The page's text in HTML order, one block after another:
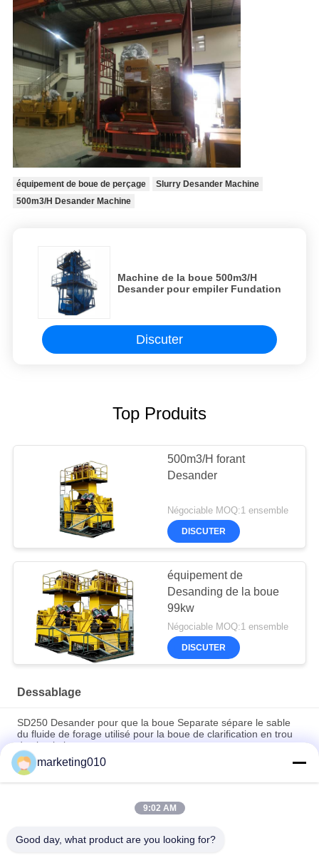
équipement de boue de perçage
Slurry Desander Machine
500m3/H Desander Machine
Machine de la boue 500m3/H
Desander pour empiler Fundation
Discuter
Top Produits
500m3/H forant
Desander
Négociable MOQ:1 ensemble
DISCUTER
équipement de
Desanding de la boue
99kw
Négociable MOQ:1 ensemble
DISCUTER
Dessablage
SD250 Desander pour que la boue Separate sépare le sable
du fluide de forage utilisé pour la boue de clarification en trou
de circulation
Cyclone Desander de la séparation SD250 avec l'écran pour la
construction ennuyée de pile
Haut contrat de Desander de capacité de traitement pour la
marketing010
9:02 AM
Good day, what product are you looking for?